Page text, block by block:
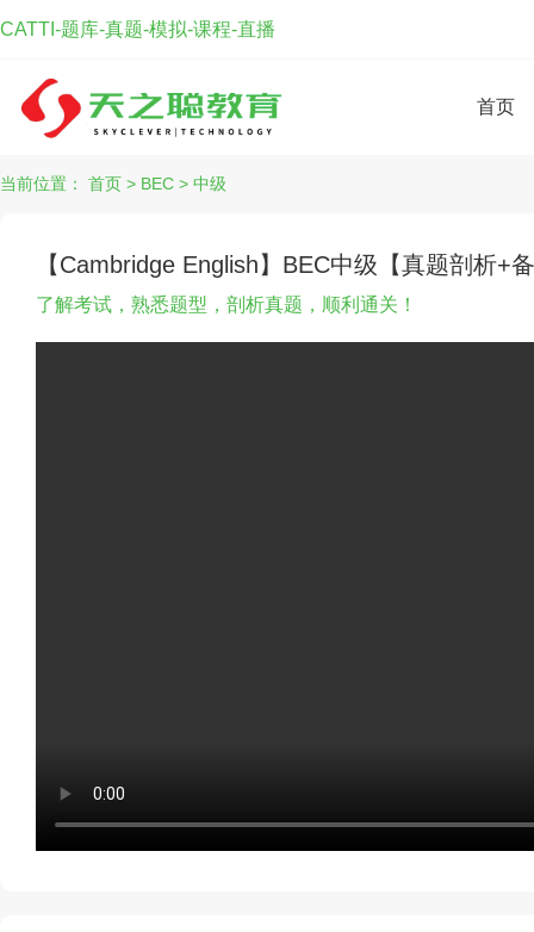
CATTI-题库-真题-模拟-课程-直播
首页
当前位置： 首页 > BEC > 中级
【Cambridge English】BEC中级【真题剖析+
了解考试，熟悉题型，剖析真题，顺利通关！